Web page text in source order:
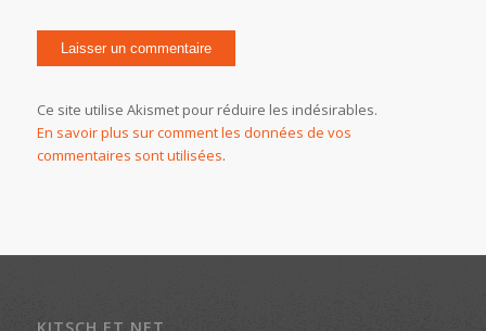
Ce site utilise Akismet pour réduire les indésirables.
En savoir plus sur comment les données de vos
commentaires sont utilisées.
KITSCH ET NET